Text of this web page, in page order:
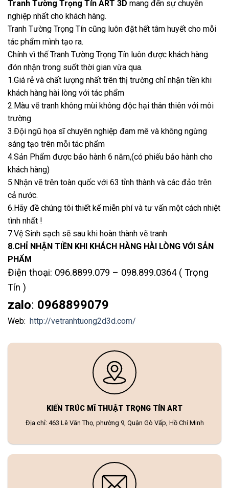
Tranh Tường Trọng Tín ART 3D mang đến sự chuyên
nghiệp nhất cho khách hàng.
Tranh Tường Trọng Tín cũng luôn đặt hết tâm huyết cho mỗi
tác phẩm mình tạo ra.
Chính vì thế Tranh Tường Trọng Tín luôn được khách hàng
đón nhận trong suốt thời gian vừa qua.
1.Giá rẻ và chất lượng nhất trên thị trường chỉ nhận tiền khi
khách hàng hài lòng với tác phẩm
2.Màu vẽ tranh không mùi không độc hại thân thiên với môi
trường
3.Đội ngũ họa sĩ chuyên nghiệp đam mê và không ngừng
sáng tạo trên mỗi tác phẩm
4.Sản Phẩm được bảo hành 6 năm,(có phiếu bảo hành cho
khách hàng)
5.Nhận vẽ trên toàn quốc với 63 tỉnh thành và các đảo trên
cả nước.
6.Hãy đề chúng tôi thiết kế miễn phí và tư vấn một cách nhiệt
tình nhất !
7.Vệ Sinh sạch sẽ sau khi hoàn thành vẽ tranh
8.CHỈ NHẬN TIỀN KHI KHÁCH HÀNG HÀI LÒNG VỚI SẢN
PHẨM
Điện thoại: 096.8899.079 – 098.899.0364 ( Trọng
Tín )
zalo: 0968899079
Web: http://vetranhtuong2d3d.com/
KIẾN TRÚC MĨ THUẬT TRỌNG TÍN ART
Địa chỉ: 463 Lê Văn Thọ, phường 9, Quận Gò Vấp, Hồ Chí Minh